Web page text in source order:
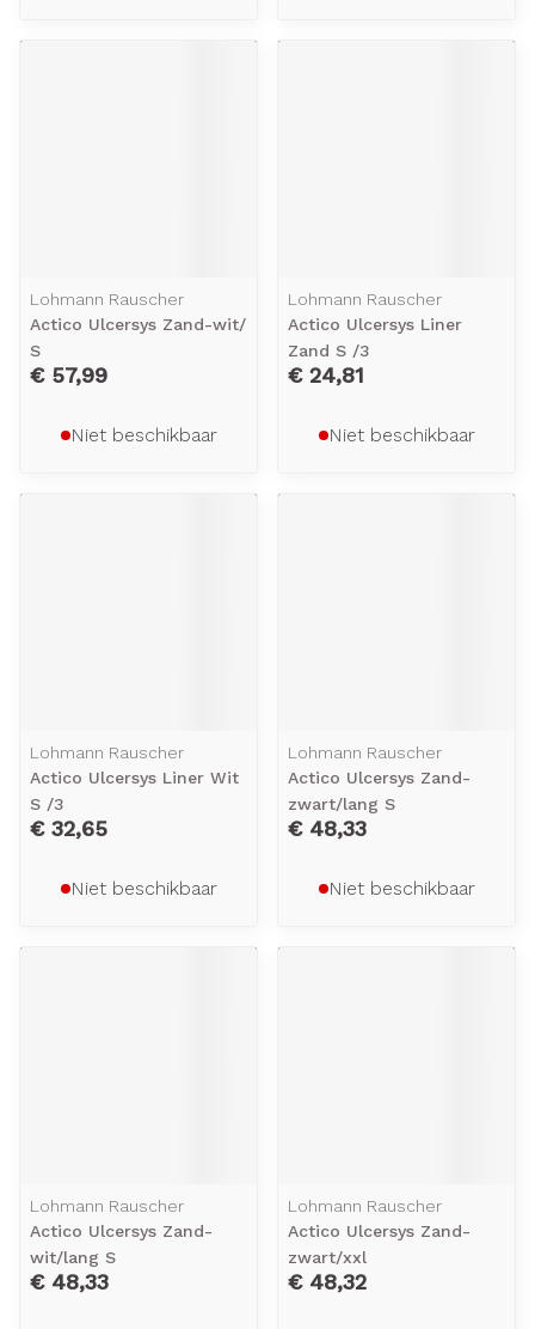
Lohmann Rauscher
Actico Ulcersys Zand-wit/
S
€ 57,99
Niet beschikbaar
Lohmann Rauscher
Actico Ulcersys Liner
Zand S /3
€ 24,81
Niet beschikbaar
Lohmann Rauscher
Actico Ulcersys Liner Wit
S /3
€ 32,65
Niet beschikbaar
Lohmann Rauscher
Actico Ulcersys Zand-
zwart/lang S
€ 48,33
Niet beschikbaar
Lohmann Rauscher
Actico Ulcersys Zand-
wit/lang S
€ 48,33
Lohmann Rauscher
Actico Ulcersys Zand-
zwart/xxl
€ 48,32